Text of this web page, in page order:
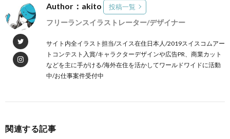
Author：akito 投稿一覧
フリーランスイラストレーター/デザイナー
サイト内全イラスト担当/スイス在住日本人/2019スイスコムアー
トコンテスト入賞/キャラクターデザインや広告PR、商業カット
などを主に手がける/海外在住を活かしてワールドワイドに活動
中/お仕事案件受付中
関連する記事